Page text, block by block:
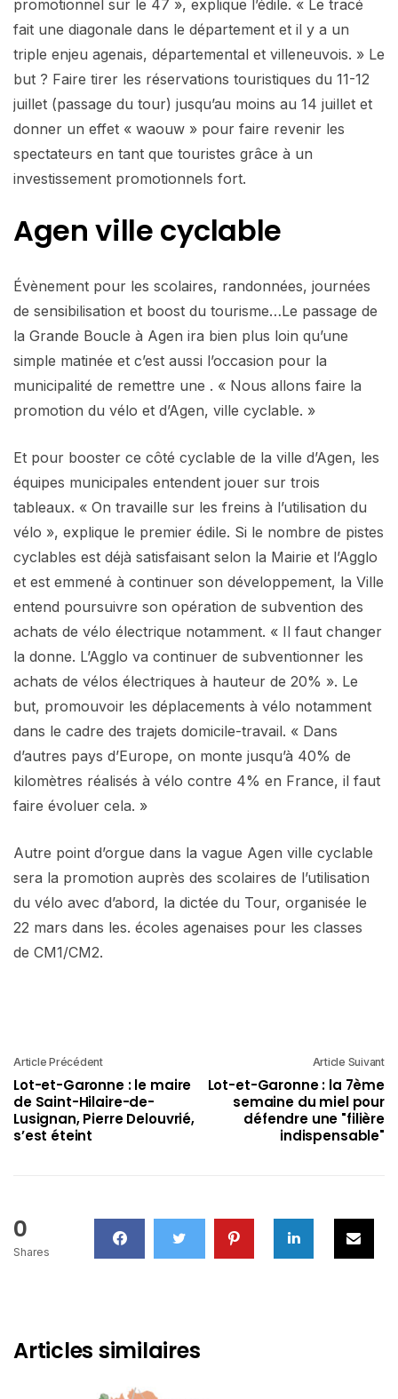
promotionnel sur le 47 », explique l’édile. « Le tracé
fait une diagonale dans le département et il y a un
triple enjeu agenais, départemental et villeneuvois. » Le
but ? Faire tirer les réservations touristiques du 11-12
juillet (passage du tour) jusqu’au moins au 14 juillet et
donner un effet « waouw » pour faire revenir les
spectateurs en tant que touristes grâce à un
investissement promotionnels fort.
Agen ville cyclable
Évènement pour les scolaires, randonnées, journées
de sensibilisation et boost du tourisme…Le passage de
la Grande Boucle à Agen ira bien plus loin qu’une
simple matinée et c’est aussi l’occasion pour la
municipalité de remettre une . « Nous allons faire la
promotion du vélo et d’Agen, ville cyclable. »
Et pour booster ce côté cyclable de la ville d’Agen, les
équipes municipales entendent jouer sur trois
tableaux. « On travaille sur les freins à l’utilisation du
vélo », explique le premier édile. Si le nombre de pistes
cyclables est déjà satisfaisant selon la Mairie et l’Agglo
et est emmené à continuer son développement, la Ville
entend poursuivre son opération de subvention des
achats de vélo électrique notamment. « Il faut changer
la donne. L’Agglo va continuer de subventionner les
achats de vélos électriques à hauteur de 20% ». Le
but, promouvoir les déplacements à vélo notamment
dans le cadre des trajets domicile-travail. « Dans
d’autres pays d’Europe, on monte jusqu’à 40% de
kilomètres réalisés à vélo contre 4% en France, il faut
faire évoluer cela. »
Autre point d’orgue dans la vague Agen ville cyclable
sera la promotion auprès des scolaires de l’utilisation
du vélo avec d’abord, la dictée du Tour, organisée le
22 mars dans les. écoles agenaises pour les classes
de CM1/CM2.
Article Précédent
Lot-et-Garonne : le maire
de Saint-Hilaire-de-
Lusignan, Pierre Delouvrié,
s’est éteint
Article Suivant
Lot-et-Garonne : la 7ème
semaine du miel pour
défendre une "filière
indispensable"
0
Shares
Articles similaires